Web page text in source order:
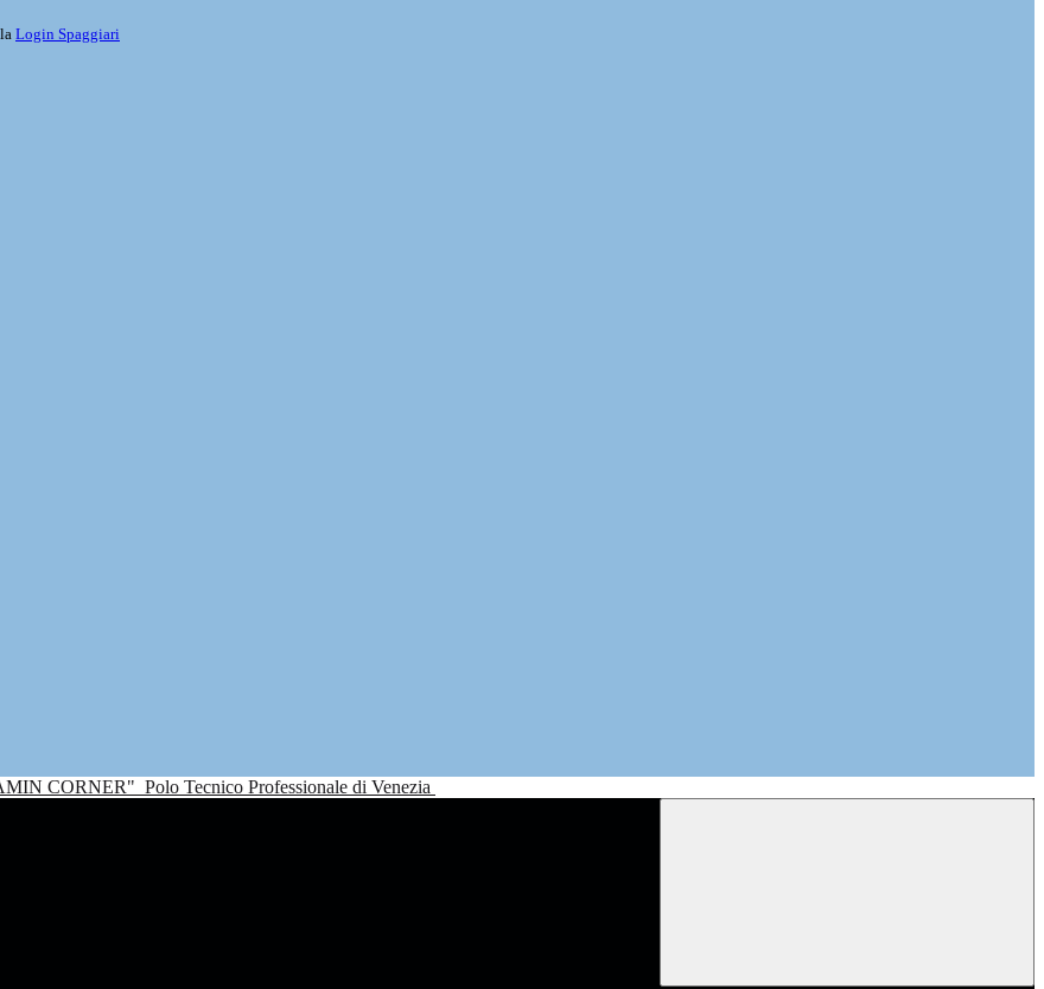
Login Spaggiari
CORNER" Polo Tecnico Professionale di Venezia